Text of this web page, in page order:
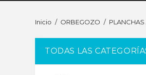
Inicio ORBEGOZO
TODAS LAS